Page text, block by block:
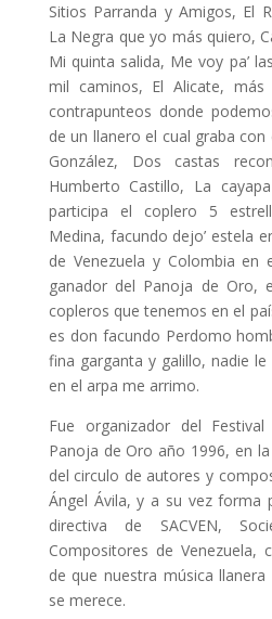
Sitios Parranda y Amigos, El
La Negra que yo más quiero,
Mi quinta salida, Me voy pa’
mil caminos, El Alicate,
contrapunteos donde
de un llanero el cual graba
González, Dos castas
Humberto Castillo, La
participa el coplero 5
Medina, facundo dejo’ estela
de Venezuela y Colombia en
ganador del Panoja de Oro,
copleros que tenemos en el
es don facundo Perdomo
fina garganta y galillo, nadie
en el arpa me arrimo.
Fue organizador del
Panoja de Oro año 1996, en
del circulo de autores y
Ángel Ávila, y a su vez forma
directiva de SACVEN,
Compositores de Venezuela,
de que nuestra música
se merece.